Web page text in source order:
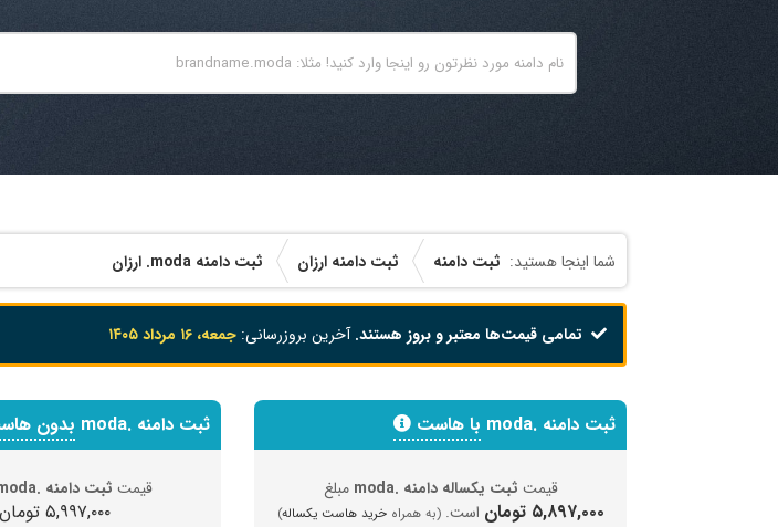
ثبت دامنه ثبت دامنه ارزان ثبت دامنه .moda ارزان
تمامی قیمت‌ها معتبر و بروز هستند.آخرین بروزرسانی: جمعه، ۱۶ مرداد ۱۴۰۵
ثبت دامنه .moda با هاست
قیمت ثبت یکساله دامنه .moda مبلغ
۵,۸۹۷,۰۰۰ تومان است.(به همراهخرید هاست یکساله)
ثبت دامنه .moda بدون
قیمت ثبت دامنه .moda یکساله
۵,۹۹۷,۰۰۰ تومان